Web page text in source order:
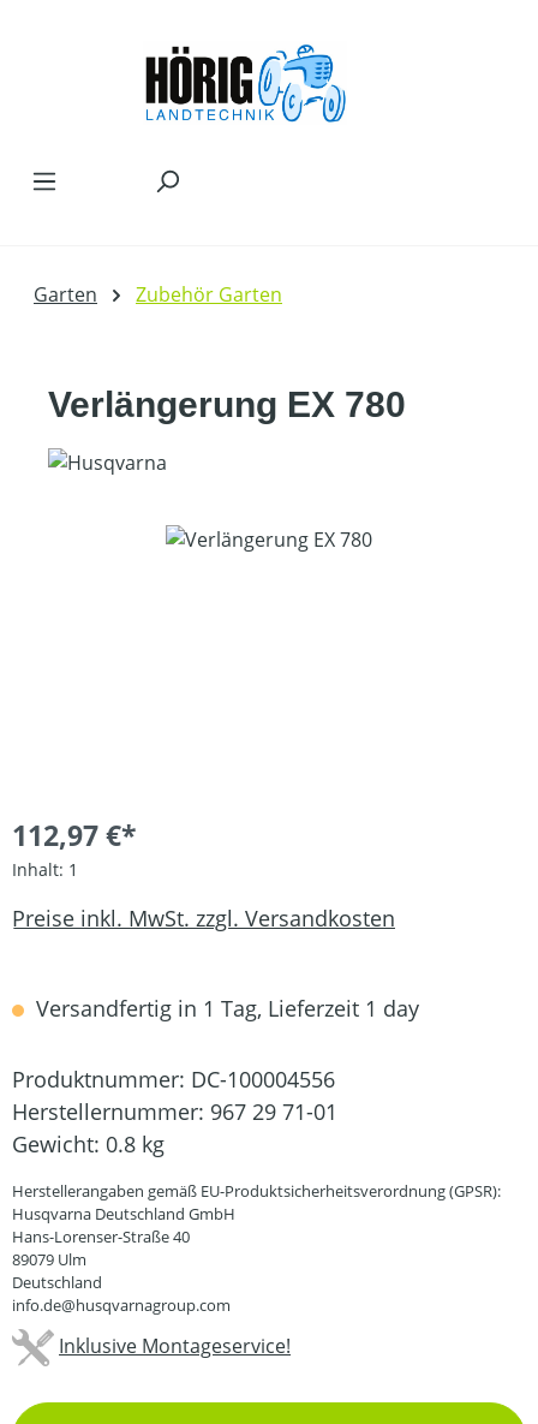
Garten Zubehör Garten
Verlängerung EX 780
Bildergalerie überspringen
112,97 €*
Inhalt: 1
Preise inkl. MwSt. zzgl. Versandkosten
Versandfertig in 1 Tag, Lieferzeit 1 day
Produktnummer: DC-100004556
Herstellernummer: 967 29 71-01
Gewicht: 0.8 kg
Herstellerangaben gemäß EU-Produktsicherheitsverordnung (GPSR):
Husqvarna Deutschland GmbH
Hans-Lorenser-Straße 40
89079 Ulm
Deutschland
info.de@husqvarnagroup.com
Inklusive Montageservice!